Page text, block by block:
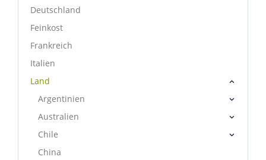
Deutschland
Feinkost
Frankreich
Italien
Land
Argentinien
Australien
Chile
China